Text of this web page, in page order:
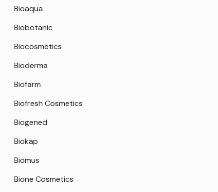
Bioaqua
Biobotanic
Biocosmetics
Bioderma
Biofarm
Biofresh Cosmetics
Biogened
Biokap
Biomus
Bione Cosmetics